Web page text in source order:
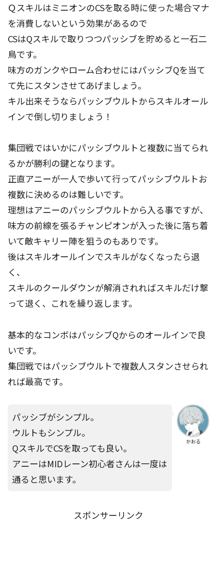
ＱスキルはミニオンのCSを取る時に使った場合マナ
を消費しないという効果があるので
CSはQスキルで取りつつパッシブを貯めると一石二
鳥です。
味方のガンクやローム合わせにはパッシブQを当て
て先にスタンさせてあげましょう。
キル出来そうならパッシブウルトからスキルオール
インで倒し切りましょう！
集団戦ではいかにパッシブウルトと複数に当てられ
るかが勝利の鍵となります。
正直アニーが一人で歩いて行ってパッシブウルトお
複数に決めるのは難しいです。
理想はアニーのパッシブウルトから入る事ですが、
味方の前線を張るチャンピオンが入った後に落ち着
いて敵キャリー陣を狙うのもありです。
後はスキルオールインでスキルがなくなったら退
く、
スキルのクールダウンが解消されればスキルだけ撃
って退く、これを繰り返します。
基本的なコンボはパッシブQからのオールインで良
いです。
集団戦ではパッシブウルトで複数人スタンさせられ
れば最高です。
かおる
パッシブがシンプル。
ウルトもシンプル。
QスキルでCSを取っても良い。
アニーはMIDレーン初心者さんは一度は
通ると思います。
スポンサーリンク